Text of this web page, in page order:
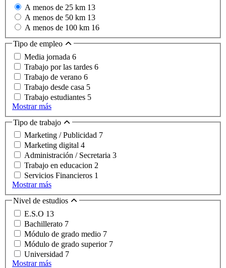
A menos de 25 km 13
A menos de 50 km 13
A menos de 100 km 16
Tipo de empleo
Media jornada 6
Trabajo por las tardes 6
Trabajo de verano 6
Trabajo desde casa 5
Trabajo estudiantes 5
Mostrar más
Tipo de trabajo
Marketing / Publicidad 7
Marketing digital 4
Administración / Secretaria 3
Trabajo en educacion 2
Servicios Financieros 1
Mostrar más
Nivel de estudios
E.S.O 13
Bachillerato 7
Módulo de grado medio 7
Módulo de grado superior 7
Universidad 7
Mostrar más